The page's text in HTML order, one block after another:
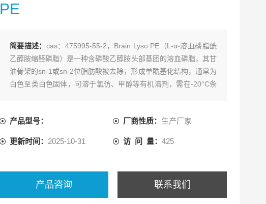
PE
简要描述： cas：475995-55-2，Brain Lyso PE（L-α-溶血磷脂酰
乙醇胺缩醛磷脂）是一种含磷酸乙醇胺头部基团的溶血磷脂，其甘
油骨架的sn-1或sn-2位脂肪酸被去除，形成单酰基化结构，通常为
白色至类白色固体，可溶于氯仿、甲醇等有机溶剂，需在-20°C条
产品型号： 厂商性质： 生产厂家
更新时间： 2025-10-31 访 问 量：425
产品咨询 联系我们